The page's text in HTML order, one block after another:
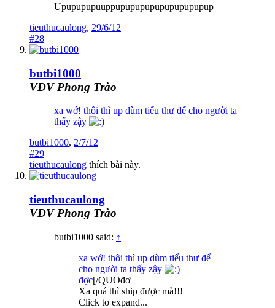
Upupupupuuppupupupupupupupupupup
tieuthucaulong, 29/6/12
#28
butbi1000
VĐV Phong Trào
xa wớ! thôi thì up dùm tiểu thư để cho người ta
thấy zậy
butbi1000, 2/7/12
#29
tieuthucaulong thích bài này.
tieuthucaulong
VĐV Phong Trào
butbi1000 said: ↑
xa wớ! thôi thì up dùm tiểu thư để
cho người ta thấy zậy
đợc[/QUOđơ
Xa quá thì ship được mà!!!
Click to expand...